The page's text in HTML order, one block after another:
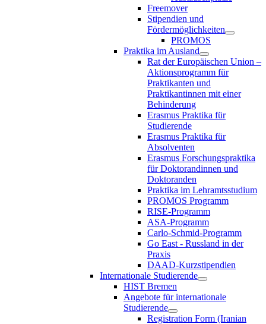
Freemover
Stipendien und
Fördermöglichkeiten
PROMOS
Praktika im Ausland
Rat der Europäischen Union –
Aktionsprogramm für
Praktikanten und
Praktikantinnen mit einer
Behinderung
Erasmus Praktika für
Studierende
Erasmus Praktika für
Absolventen
Erasmus Forschungspraktika
für Doktorandinnen und
Doktoranden
Praktika im Lehramtsstudium
PROMOS Programm
RISE-Programm
ASA-Programm
Carlo-Schmid-Programm
Go East - Russland in der
Praxis
DAAD-Kurzstipendien
Internationale Studierende
HIST Bremen
Angebote für internationale
Studierende
Registration Form (Iranian